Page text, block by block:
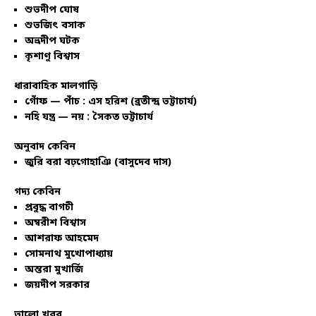
শুভদীপ ঘোষ
শুভজিৎ বসাক
অভ্রদীপ ঘটক
কৃশাণু বিশ্বাস
ধারাবাহিক মালগাড়ি
গোঁফ — পাঁচ : এস হরিশ (ব্রতীন্দ্র ভট্টাচার্য)
নহি যন্ত্র — নয় : সৈকত ভট্টাচার্য
অনুবাদ কেবিন
জুরি বরা বঢ়গোহাঞি (বাসুদেব দাস)
গদ্য কেবিন
প্রবুদ্ধ বাগচী
অম্বরীশ বিশ্বাস
আশরাফ আহমেদ
সোমনাথ মুখোপাধ্যায়
অন্তরা মুখার্জি
জয়দীপ সরকার